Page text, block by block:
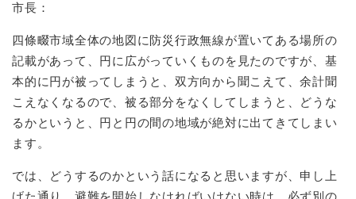
市長：
四條畷市域全体の地図に防災行政無線が置いてある場所の
記載があって、円に広がっていくものを見たのですが、基
本的に円が被ってしまうと、双方向から聞こえて、余計聞
こえなくなるので、被る部分をなくしてしまうと、どうな
るかというと、円と円の間の地域が絶対に出てきてしまい
ます。
では、どうするのかという話になると思いますが、申し上